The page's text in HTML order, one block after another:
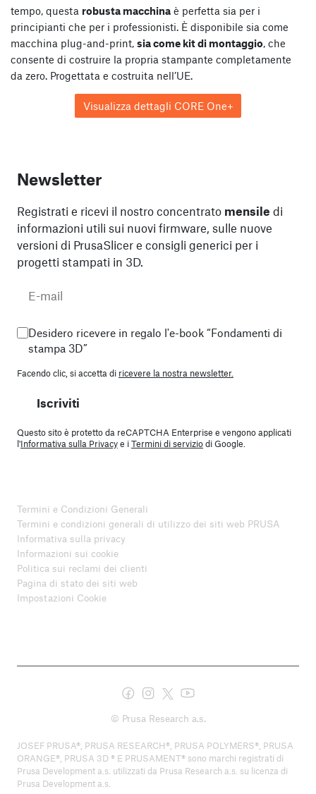
tempo, questa robusta macchina è perfetta sia per i
principianti che per i professionisti. È disponibile sia come
macchina plug-and-print, sia come kit di montaggio, che
consente di costruire la propria stampante completamente
da zero. Progettata e costruita nell’UE.
Visualizza dettagli CORE One+
Newsletter
Registrati e ricevi il nostro concentrato mensile di
informazioni utili sui nuovi firmware, sulle nuove
versioni di PrusaSlicer e consigli generici per i
progetti stampati in 3D.
Desidero ricevere in regalo l'e-book “Fondamenti di
stampa 3D”
Facendo clic, si accetta di ricevere la nostra newsletter.
Iscriviti
Questo sito è protetto da reCAPTCHA Enterprise e vengono applicati
l'Informativa sulla Privacye iTermini di serviziodi Google.
Termini e Condizioni Generali
Termini e condizioni generali di utilizzo dei siti web PRUSA
Informativa sulla privacy
Informazioni sui cookie
Politica sui reclami dei clienti
Pagina di stato dei siti web
Impostazioni Cookie
© Prusa Research a.s.
JOSEF PRUSA®, PRUSA RESEARCH®, PRUSA POLYMERS®, PRUSA
ORANGE®, PRUSA 3D ® E PRUSAMENT® sono marchi registrati di
Prusa Development a.s. utilizzati da Prusa Research a.s. su licenza di
Prusa Development a.s.